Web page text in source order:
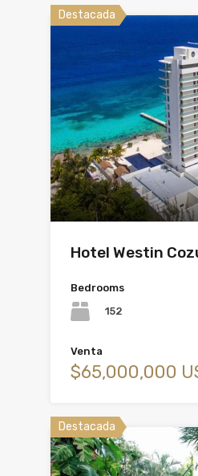
Destacada
Hotel Westin
Bedrooms
152
Venta
$65,000,000
Destacada